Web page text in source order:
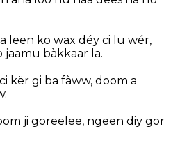
leen ko wax déy ci lu wér,
jaamu bàkkaar la.
kër gi ba fàww, doom a
ji goreelee, ngeen diy gor